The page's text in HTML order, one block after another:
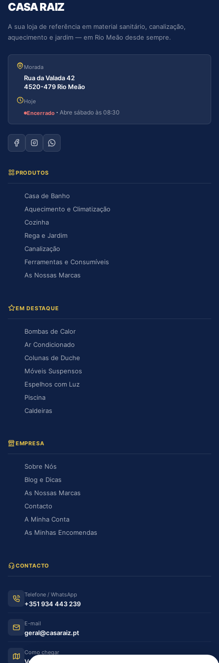
CASA RAIZ
A sua loja de referência em material sanitário, canalização,
aquecimento e jardim — em Rio Meão desde sempre.
Morada
Rua da Valada 42
4520-479 Rio Meão
Hoje
Encerrado · Abre sábado às 08:30
PRODUTOS
Casa de Banho
Aquecimento e Climatização
Cozinha
Rega e Jardim
Canalização
Ferramentas e Consumíveis
As Nossas Marcas
EM DESTAQUE
Bombas de Calor
Ar Condicionado
Colunas de Duche
Móveis Suspensos
Espelhos com Luz
Piscina
Caldeiras
EMPRESA
Sobre Nós
Blog e Dicas
As Nossas Marcas
Contacto
A Minha Conta
As Minhas Encomendas
CONTACTO
Telefone / WhatsApp
+351 934 443 239
E-mail
geral@casaraiz.pt
Como chegar